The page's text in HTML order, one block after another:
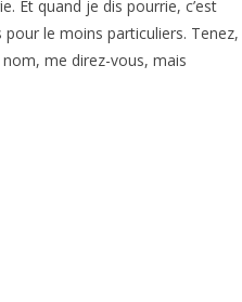
Et quand je dis pourrie, c’est
le moins particuliers. Tenez,
me direz-vous, mais